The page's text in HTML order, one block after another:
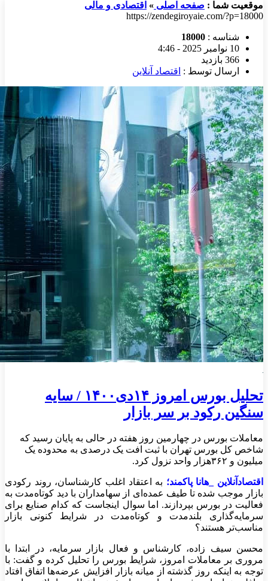
موقعیت شما : صفحه اصلی » اقتصادی و مالی
https://zendegiroyaie.com/?p=18000
شناسه : 18000
10 نوامبر 2025 - 4:46
366 بازدید
ارسال توسط : اقتصاد آنلاین
تحلیل بورس امروز ۱۴دی۱۴۰۰ / سایه
سنگین رکود بر سر بازار
معاملات بورس در چهارمین روز هفته در حالی به پایان رسید که
شاخص کل بورس تهران با ثبت افت یک درصدی به محدوده یک
‌میلیون و ۳۶۲‌هزار واحد نزول کرد.
اقتصادآنلاین _هانا پاکمند؛ به اعتقاد اغلب کارشناسان، روند رکودی
بازار موجب شده تا طیف عمده‌ای از سهامداران با دید کوتاه‌مدت به
فعالیت در بورس بپردازند. اما سوال اینجاست که کدام صنایع برای
سرمایه‌گذاری بلندمدت و کوتاه‌مدت در شرایط کنونی بازار
مناسب‌تر هستند؟
محسن سیف زاده، کارشناس و فعال بازار سرمایه، در ابتدا با
مروری بر معاملات امروز، شرایط بورس را تحلیل کرده و گفت: با
توجه به اینکه روز گذشته از میانه بازار افزایش عرضه‌ها اتفاق افتاد